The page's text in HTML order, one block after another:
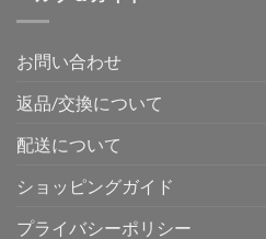
お問い合わせ
返品/交換について
配送について
ショッピングガイド
プライバシーポリシー